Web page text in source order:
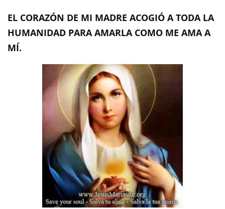
EL CORAZÓN DE MI MADRE ACOGIÓ A TODA LA
HUMANIDAD PARA AMARLA COMO ME AMA A
MÍ.